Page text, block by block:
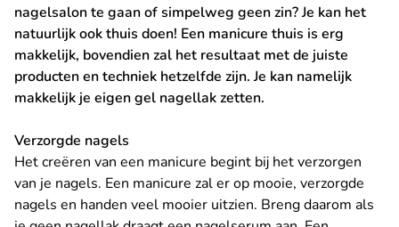
nagelsalon te gaan of simpelweg geen zin? Je kan het
natuurlijk ook thuis doen! Een manicure thuis is erg
makkelijk, bovendien zal het resultaat met de juiste
producten en techniek hetzelfde zijn. Je kan namelijk
makkelijk je eigen gel nagellak zetten.
Verzorgde nagels
Het creëren van een manicure begint bij het verzorgen
van je nagels. Een manicure zal er op mooie, verzorgde
nagels en handen veel mooier uitzien. Breng daarom als